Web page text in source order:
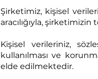
Şirketimiz, kişisel
aracılığıyla,
Kişisel verileriniz,
kullanılması ve
elde edilmektedir.